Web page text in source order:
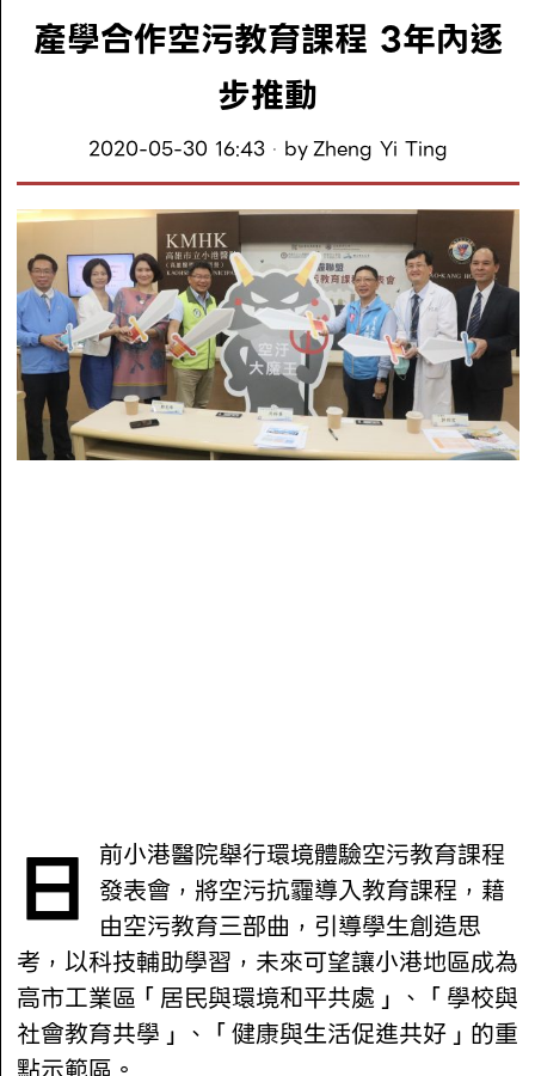
產學合作空污教育課程 3年內逐
步推動
2020-05-30 16:43 byZheng Yi Ting
日前小港醫院舉行環境體驗空污教育課程 發表會，將空污抗霾導入教育課程，藉
由空污教育三部曲，引導學生創造思
考，以科技輔助學習，未來可望讓小港地區成為
高市工業區「居民與環境和平共處」、「學校與
社會教育共學」、「健康與生活促進共好」的重